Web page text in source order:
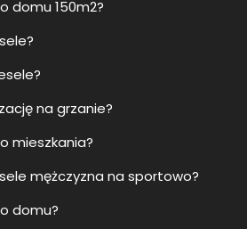
domu 150m2?
na grzanie?
mieszkania?
mężczyzna na sportowo?
domu?